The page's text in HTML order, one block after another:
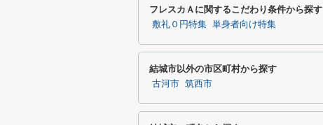
フレスカＡに関するこだわり条件から探す
敷礼０円特集 単身者向け特集
結城市以外の市区町村から探す
古河市 筑西市